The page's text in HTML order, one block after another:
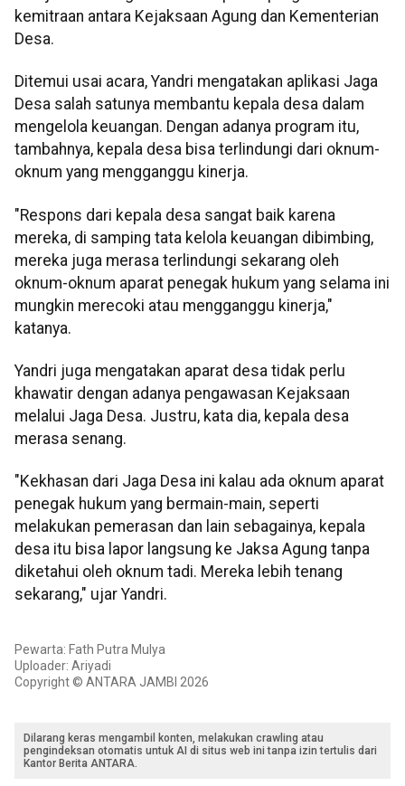
kemitraan antara Kejaksaan Agung dan Kementerian
Desa.
Ditemui usai acara, Yandri mengatakan aplikasi Jaga
Desa salah satunya membantu kepala desa dalam
mengelola keuangan. Dengan adanya program itu,
tambahnya, kepala desa bisa terlindungi dari oknum-
oknum yang mengganggu kinerja.
"Respons dari kepala desa sangat baik karena
mereka, di samping tata kelola keuangan dibimbing,
mereka juga merasa terlindungi sekarang oleh
oknum-oknum aparat penegak hukum yang selama ini
mungkin merecoki atau mengganggu kinerja,"
katanya.
Yandri juga mengatakan aparat desa tidak perlu
khawatir dengan adanya pengawasan Kejaksaan
melalui Jaga Desa. Justru, kata dia, kepala desa
merasa senang.
"Kekhasan dari Jaga Desa ini kalau ada oknum aparat
penegak hukum yang bermain-main, seperti
melakukan pemerasan dan lain sebagainya, kepala
desa itu bisa lapor langsung ke Jaksa Agung tanpa
diketahui oleh oknum tadi. Mereka lebih tenang
sekarang," ujar Yandri.
Pewarta: Fath Putra Mulya
Uploader: Ariyadi
Copyright © ANTARA JAMBI 2026
Dilarang keras mengambil konten, melakukan crawling atau
pengindeksan otomatis untuk AI di situs web ini tanpa izin tertulis dari
Kantor Berita ANTARA.